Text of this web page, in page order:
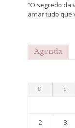
“O segredo da
amar tudo que
Agenda
D S
2
3